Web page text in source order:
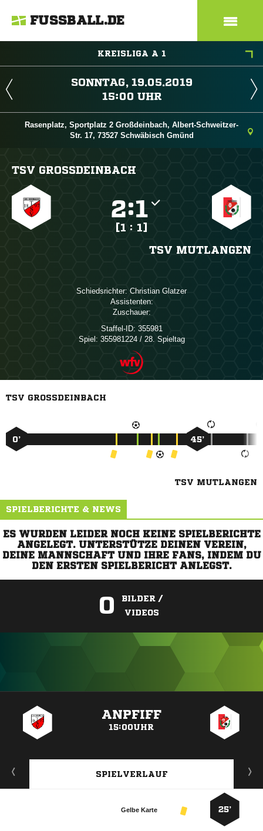
FUSSBALL.DE
KREISLIGA A 1
 
 
Rasenplatz, Sportplatz 2 Großdeinbach, Albert-Schweitzer-
Str. 17, 73527 Schwäbisch Gmünd
TSV GROSSDEINBACH
:
[1 : 1]
TSV MUTLANGEN
Schiedsrichter:  
Assistenten:
Zuschauer:
Staffel-ID: 355981
Spiel: 355981224 / 28. Spieltag
TSV GROSSDEINBACH
0’ 45’
TSV MUTLANGEN
SPIELBERICHTE & NEWS
ES WURDEN LEIDER NOCH KEINE SPIELBERICHTE
ANGELEGT. UNTERSTÜTZE DEINEN VEREIN,
DEINE MANNSCHAFT UND IHRE FANS, INDEM DU
DEN ERSTEN SPIELBERICHT ANLEGST.
0
BILDER /
VIDEOS
ANPFIFF
15:00UHR
SPIELVERLAUF
25’
Gelbe Karte